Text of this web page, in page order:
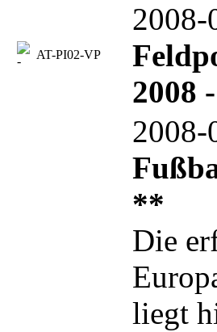
AT-PI02-VP
2008
**
Die
liegt